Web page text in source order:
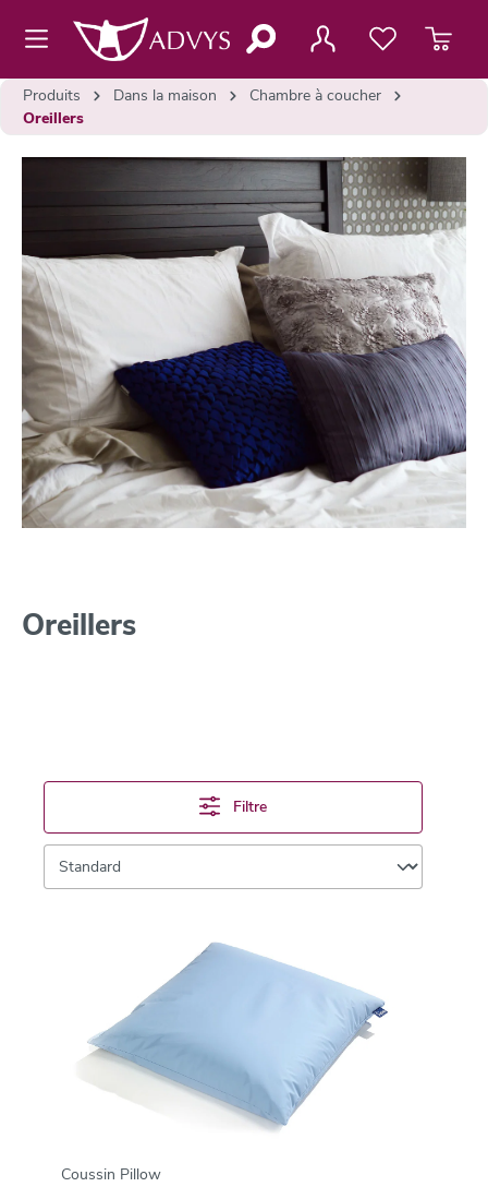
principal
Produits Dans la maison
Chambre à coucher
Oreillers
Oreillers
Filtre
Coussin Pillow